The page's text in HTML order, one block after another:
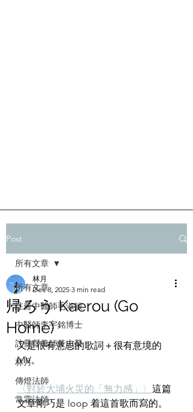
Post
所有文章
註冊中醫師毛淑敏
中醫師李宇銘博士
註冊營養師黃志榮
林月
傳燈法師
常霖法師
所有文章
帰ろう Kaerou (Go
Home)
林月
Dec 8, 2025 3 min read
又是很有意思的歌詞＋很有意境的
MV。
〈對於大埔火災的「無力感」〉 這篇
文章剛巧是 loop 着這首歌而寫的。